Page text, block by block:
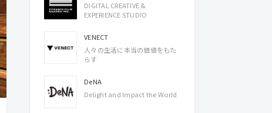
DIGITAL CREATIVE &
EXPERIENCE STUDIO
VENECT
人々の生活に本当の価値をもた
らす
DeNA
Delight and Impact the World